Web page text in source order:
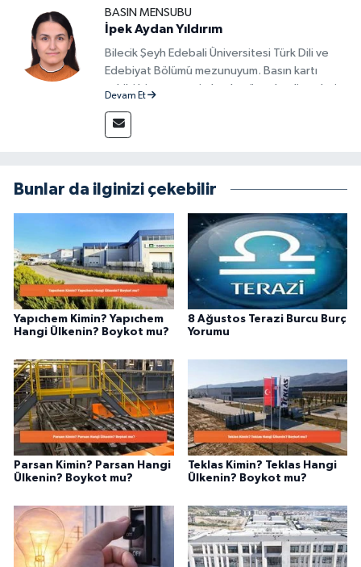
BASIN MENSUBU
İpek Aydan Yıldırım
Bilecik Şeyh Edebali Üniversitesi Türk Dili ve
Edebiyat Bölümü mezunuyum. Basın kartı
sahibi bir gazeteci olarak, güncel gelişmeleri
güvenilir ve tarafsız bilgilerle buluşturmayı
amaçlıyorum. Habercilik anlayışımda etik
alanlarda ürettiğim içeriklerle kamuoyuna
fayda sağla
Devam Et
Bunlar da ilginizi çekebilir
Yapıchem Kimin? Yapıchem
Hangi Ülkenin? Boykot mu?
8 Ağustos Terazi Burcu Burç
Yorumu
Parsan Kimin? Parsan Hangi
Ülkenin? Boykot mu?
Teklas Kimin? Teklas Hangi
Ülkenin? Boykot mu?